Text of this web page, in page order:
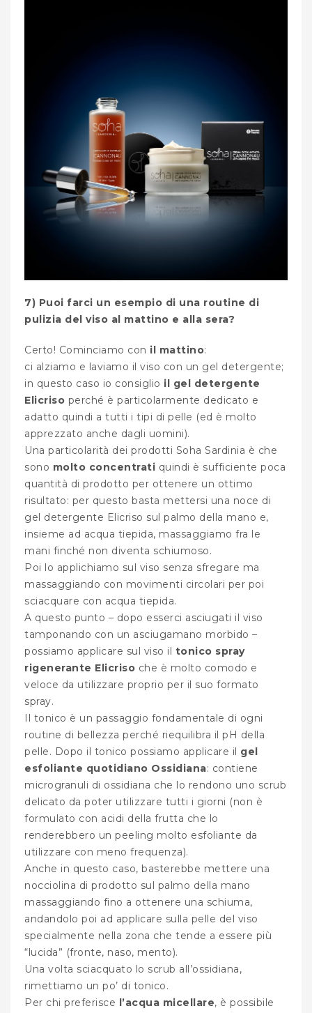
7) Puoi farci un esempio di una routine di
pulizia del viso al mattino e alla sera?
Certo! Cominciamo con il mattino:
ci alziamo e laviamo il viso con un gel detergente;
in questo caso io consiglio il gel detergente
Elicriso perché è particolarmente dedicato e
adatto quindi a tutti i tipi di pelle (ed è molto
apprezzato anche dagli uomini).
Una particolarità dei prodotti Soha Sardinia è che
sono molto concentrati quindi è sufficiente poca
quantità di prodotto per ottenere un ottimo
risultato: per questo basta mettersi una noce di
gel detergente Elicriso sul palmo della mano e,
insieme ad acqua tiepida, massaggiamo fra le
mani finché non diventa schiumoso.
Poi lo applichiamo sul viso senza sfregare ma
massaggiando con movimenti circolari per poi
sciacquare con acqua tiepida.
A questo punto – dopo esserci asciugati il viso
tamponando con un asciugamano morbido –
possiamo applicare sul viso il tonico spray
rigenerante Elicriso che è molto comodo e
veloce da utilizzare proprio per il suo formato
spray.
Il tonico è un passaggio fondamentale di ogni
routine di bellezza perché riequilibra il pH della
pelle. Dopo il tonico possiamo applicare il gel
esfoliante quotidiano Ossidiana: contiene
microgranuli di ossidiana che lo rendono uno scrub
delicato da poter utilizzare tutti i giorni (non è
formulato con acidi della frutta che lo
renderebbero un peeling molto esfoliante da
utilizzare con meno frequenza).
Anche in questo caso, basterebbe mettere una
nocciolina di prodotto sul palmo della mano
massaggiando fino a ottenere una schiuma,
andandolo poi ad applicare sulla pelle del viso
specialmente nella zona che tende a essere più
“lucida” (fronte, naso, mento).
Una volta sciacquato lo scrub all’ossidiana,
rimettiamo un po’ di tonico.
Per chi preferisce l’acqua micellare, è possibile